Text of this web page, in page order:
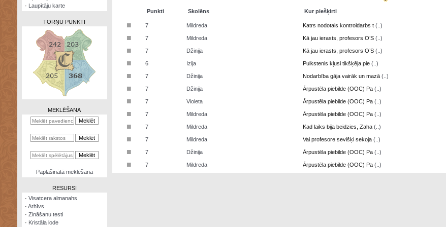
kalkulators
· Laupītāju karte
TORŅU PUNKTI
MEKLĒŠANA
Paplašinātā meklēšana
RESURSI
· Visatcera almanahs
· Arhīvs
· Zināšanu testi
· Kristāla lode
Punkti Skolēns Kur piešķirti
■ 7 Mildreda Katrs nodotais kontroldarbs t (..)
■ 7 Mildreda Kā jau ierasts, profesors O’S (..)
■ 7 Džinija Kā jau ierasts, profesors O’S (..)
■ 6 Izija Pulkstenis kļusi tikšķēja pie (..)
■ 7 Džinija Nodarbība gāja vairāk un mazā (..)
■ 7 Džinija Ārpustēla piebilde (OOC) Pa (..)
■ 7 Violeta Ārpustēla piebilde (OOC) Pa (..)
■ 7 Mildreda Ārpustēla piebilde (OOC) Pa (..)
■ 7 Mildreda Kad laiks bija beidzies, Zaha (..)
■ 7 Mildreda Vai profesore sevišķi sekoja (..)
■ 7 Džinija Ārpustēla piebilde (OOC) Pa (..)
■ 7 Mildreda Ārpustēla piebilde (OOC) Pa (..)